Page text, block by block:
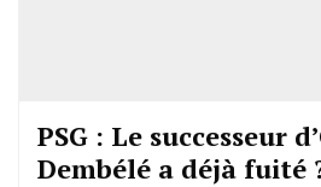
PSG : Le successeur
Dembélé a déjà fuité